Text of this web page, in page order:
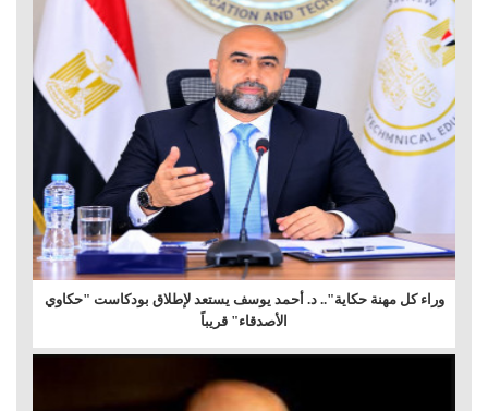
وراء كل مهنة حكاية".. د. أحمد يوسف يستعد لإطلاق بودكاست "حكاوي
الأصدقاء" قريباً